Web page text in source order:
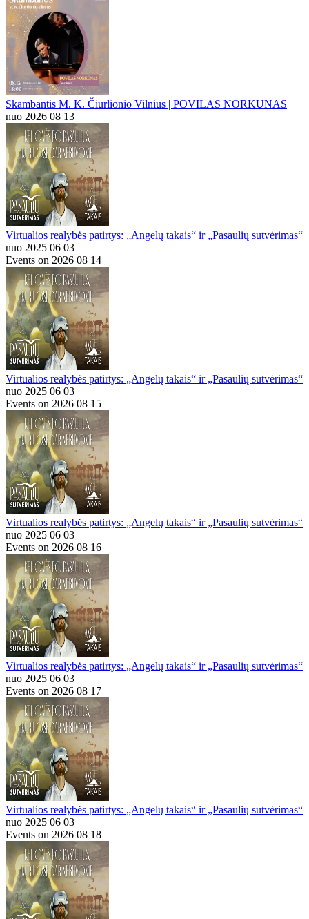
Skambantis M. K. Čiurlionio Vilnius | POVILAS NORKŪNAS
nuo 2026 08 13
Virtualios realybės patirtys: „Angelų takais“ ir „Pasaulių sutvėrimas“
nuo 2025 06 03
Events on 2026 08 14
Virtualios realybės patirtys: „Angelų takais“ ir „Pasaulių sutvėrimas“
nuo 2025 06 03
Events on 2026 08 15
Virtualios realybės patirtys: „Angelų takais“ ir „Pasaulių sutvėrimas“
nuo 2025 06 03
Events on 2026 08 16
Virtualios realybės patirtys: „Angelų takais“ ir „Pasaulių sutvėrimas“
nuo 2025 06 03
Events on 2026 08 17
Virtualios realybės patirtys: „Angelų takais“ ir „Pasaulių sutvėrimas“
nuo 2025 06 03
Events on 2026 08 18